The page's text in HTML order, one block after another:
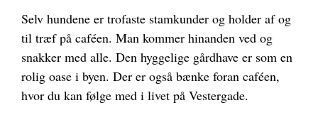
Selv hundene er trofaste stamkunder og holder af og
til træf på caféen. Man kommer hinanden ved og
snakker med alle. Den hyggelige gårdhave er som en
rolig oase i byen. Der er også bænke foran caféen,
hvor du kan følge med i livet på Vestergade.